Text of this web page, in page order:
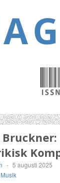
- 5 augusti 2025
Musik